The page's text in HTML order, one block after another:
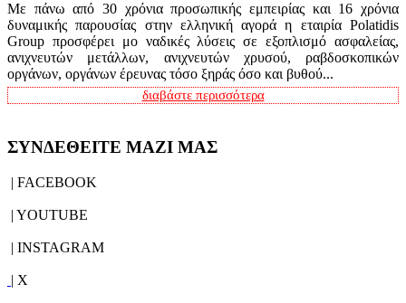
Με πάνω από 30 χρόνια προσωπικής εμπειρίας και 16 χρόνια
δυναμικής παρουσίας στην ελληνική αγορά η εταιρία Polatidis
Group προσφέρει μο ναδικές λύσεις σε εξοπλισμό ασφαλείας,
ανιχνευτών μετάλλων, ανιχνευτών χρυσού, ραβδοσκοπικών
οργάνων, οργάνων έρευνας τόσο ξηράς όσο και βυθού...
διαβάστε περισσότερα
ΣΥΝΔΕΘΕΙΤΕ ΜΑΖΙ ΜΑΣ
| FACEBOOK
| YOUTUBE
| INSTAGRAM
| X